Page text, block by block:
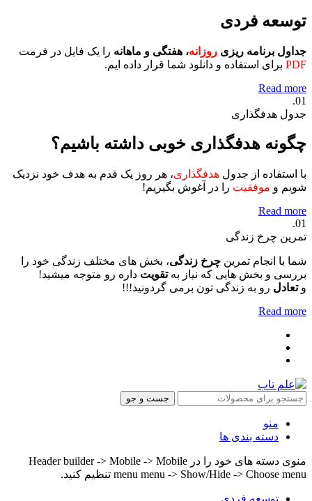
توسعه فردی
جداول برنامه ریزی روزانه، هفتگی و ماهانه را یک فایل در فرمت
PDF برای استفاده و دانلود شما قرار داده ایم.
Read more
01.
جدول هدفگذاری
چگونه هدفگذاری خوبی داشته باشیم؟
با استفاده از جدول هدفگذاری، هر روز یک قدم به هدف خود نزدیک
شویم و موفقیت را در آغوش بگیریم!
Read more
01.
تمرین چرخ زندگی
شما با انجام تمرین چرخ زندگی، بخش های مختلف زندگی خود را
بررسی و بخش هایی که نیاز بهتقویت داره رو متوجه میشید!
وتعادل رو به زندگی تون برمی گردونید!!!
Read more
جست و جو
منو
دسته بندی ها
منوی دسته های خود را در Header builder -> Mobile -> Mobile
menu menu -> Show/Hide -> Choose menu تنظیم کنید.